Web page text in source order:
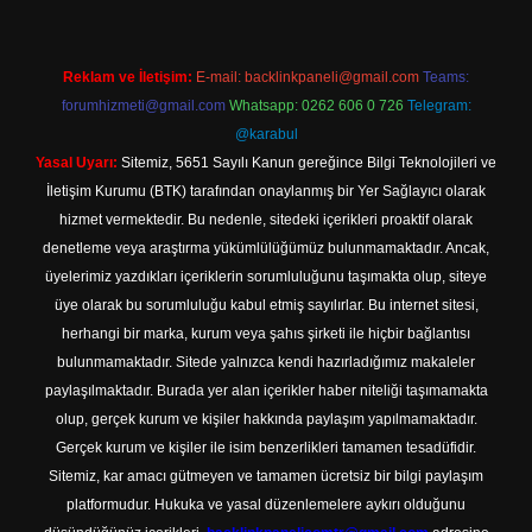
Reklam ve İletişim: E-mail: backlinkpaneli@gmail.com Teams:
forumhizmeti@gmail.com Whatsapp: 0262 606 0 726 Telegram:
@karabul
Yasal Uyarı: Sitemiz, 5651 Sayılı Kanun gereğince Bilgi Teknolojileri ve
İletişim Kurumu (BTK) tarafından onaylanmış bir Yer Sağlayıcı olarak
hizmet vermektedir. Bu nedenle, sitedeki içerikleri proaktif olarak
denetleme veya araştırma yükümlülüğümüz bulunmamaktadır. Ancak,
üyelerimiz yazdıkları içeriklerin sorumluluğunu taşımakta olup, siteye
üye olarak bu sorumluluğu kabul etmiş sayılırlar. Bu internet sitesi,
herhangi bir marka, kurum veya şahıs şirketi ile hiçbir bağlantısı
bulunmamaktadır. Sitede yalnızca kendi hazırladığımız makaleler
paylaşılmaktadır. Burada yer alan içerikler haber niteliği taşımamakta
olup, gerçek kurum ve kişiler hakkında paylaşım yapılmamaktadır.
Gerçek kurum ve kişiler ile isim benzerlikleri tamamen tesadüfidir.
Sitemiz, kar amacı gütmeyen ve tamamen ücretsiz bir bilgi paylaşım
platformudur. Hukuka ve yasal düzenlemelere aykırı olduğunu